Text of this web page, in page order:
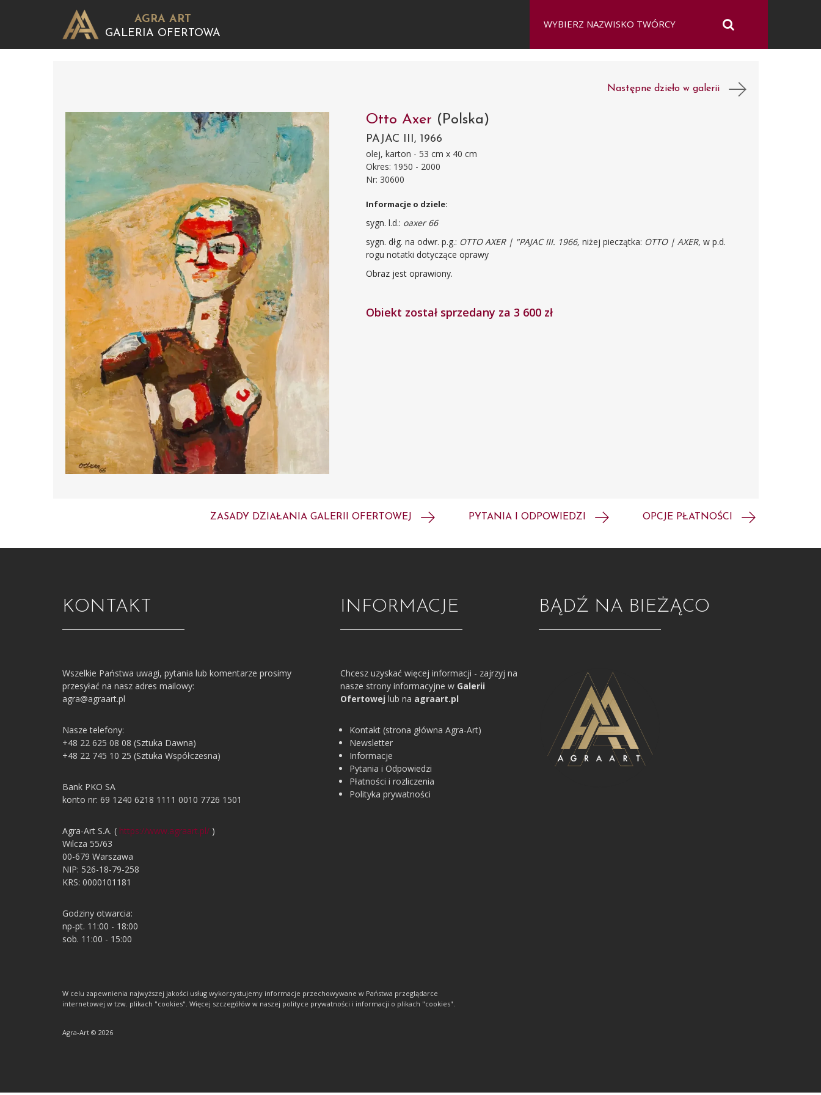
AGRA ART
GALERIA OFERTOWA
Następne dzieło w galerii
Otto Axer (Polska)
PAJAC III, 1966
olej, karton - 53 cm x 40 cm
Okres: 1950 - 2000
Nr: 30600
Informacje o dziele:
sygn. l.d.: oaxer 66
sygn. dłg. na odwr. p.g.: OTTO AXER | "PAJAC III. 1966,niżej pieczątka: OTTO | AXER, w p.d.
rogu notatki dotyczące oprawy
Obraz jest oprawiony.
Obiekt został sprzedany za 3 600 zł
ZASADY DZIAŁANIA GALERII OFERTOWEJ PYTANIA I ODPOWIEDZI OPCJE PŁATNOŚCI
BĄDŹ NA BIEŻĄCO
INFORMACJE
Chcesz uzyskać więcej informacji - zajrzyj na
nasze strony informacyjne w Galerii
Ofertowej lub na agraart.pl
Kontakt (strona główna Agra-Art)
Newsletter
Informacje
Pytania i Odpowiedzi
Płatności i rozliczenia
Polityka prywatności
KONTAKT
Wszelkie Państwa uwagi, pytania lub komentarze prosimy
przesyłać na nasz adres mailowy:
agra@agraart.pl
Nasze telefony:
+48 22 625 08 08 (Sztuka Dawna)
+48 22 745 10 25 (Sztuka Współczesna)
Bank PKO SA
konto nr: 69 1240 6218 1111 0010 7726 1501
Agra-Art S.A. ( https://www.agraart.pl/ )
Wilcza 55/63
00-679 Warszawa
NIP: 526-18-79-258
KRS: 0000101181
Godziny otwarcia:
np-pt. 11:00 - 18:00
sob. 11:00 - 15:00
W celu zapewnienia najwyższej jakości usług wykorzystujemy informacje przechowywane w Państwa przeglądarce
internetowej w tzw. plikach "cookies". Więcej szczegółów w naszej polityce prywatności i informacji o plikach "cookies".
Agra-Art © 2026